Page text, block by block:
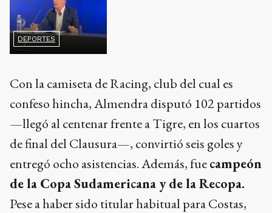
DEPORTES
Con la camiseta de Racing, club del cual es
confeso hincha, Almendra disputó 102 partidos
—llegó al centenar frente a Tigre, en los cuartos
de final del Clausura—, convirtió seis goles y
entregó ocho asistencias. Además, fuecampeón
de la Copa Sudamericana y de la Recopa.
Pese a haber sido titular habitual para Costas,